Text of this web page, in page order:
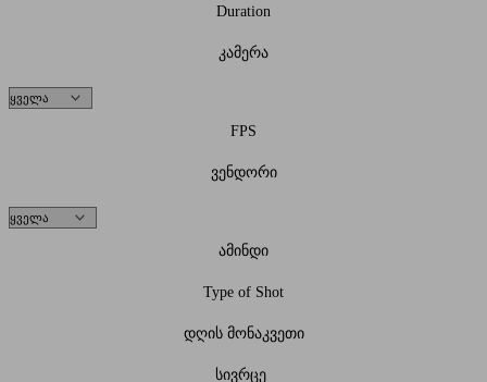
Duration
კამერა
FPS
ვენდორი
ამინდი
Type of Shot
დღის მონაკვეთი
სივრცე